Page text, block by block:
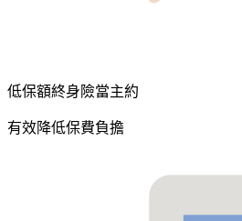
低保額終身險當主約
有效降低保費負擔